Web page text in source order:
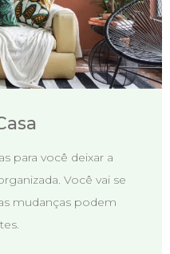
para você deixar a
Você vai se
mudanças podem